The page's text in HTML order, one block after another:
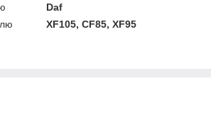
Daf
XF105, CF85, XF95